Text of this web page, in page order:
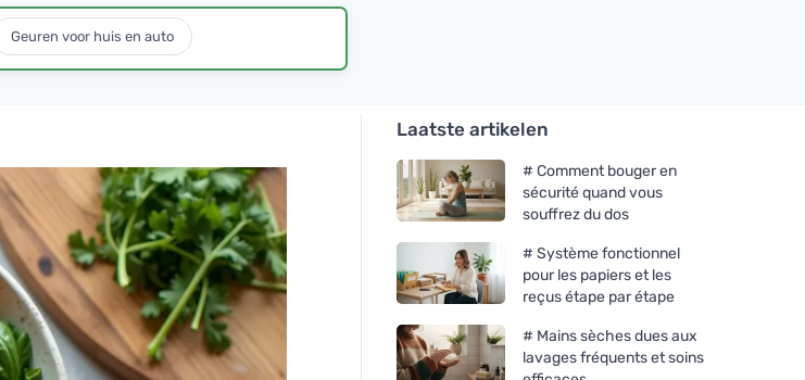
Geuren voor huis en auto
Laatste artikelen
# Comment bouger en
sécurité quand vous
souffrez du dos
# Système fonctionnel
pour les papiers et les
reçus étape par étape
# Mains sèches dues aux
lavages fréquents et soins